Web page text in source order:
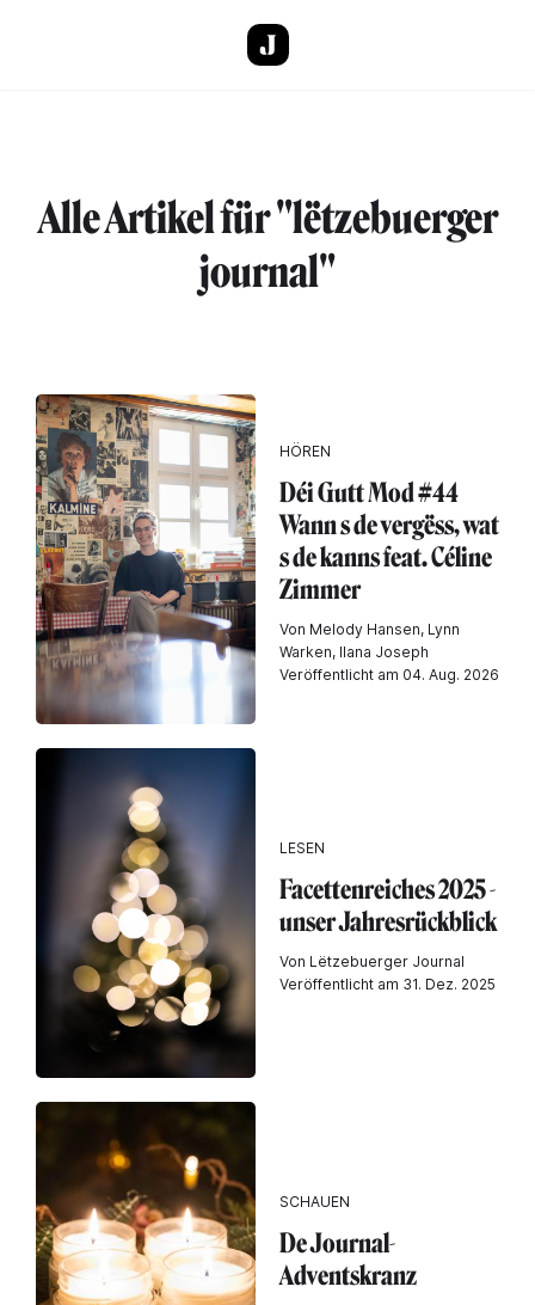
Alle Artikel für "lëtzebuerger
journal"
HÖREN
Déi Gutt Mod #44
Wann s de vergëss, wat
s de kanns feat. Céline
Zimmer
Von Melody Hansen, Lynn
Warken, Ilana Joseph
Veröffentlicht am 04. Aug. 2026
LESEN
Facettenreiches 2025 -
unser Jahresrückblick
Von Lëtzebuerger Journal
Veröffentlicht am 31. Dez. 2025
SCHAUEN
De Journal-
Adventskranz